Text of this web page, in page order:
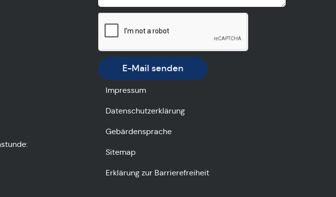
E-Mail senden
Impressum
Datenschutzerklärung
Gebärdensprache
Sitemap
Erklärung zur Barrierefreiheit